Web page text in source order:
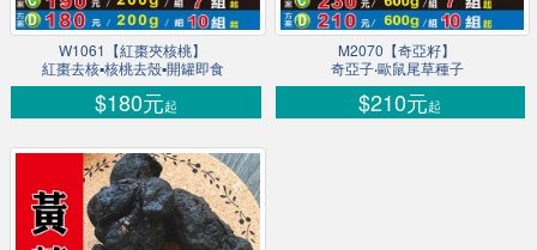
W1061【紅棗夾核桃】
紅棗去核▪核桃去殼▪開罐即食
$180元起
M2070【奇亞籽】
奇亞子‧歐鼠尾草種子
$210元起